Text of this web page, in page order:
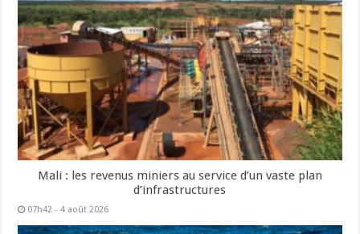
Mali : les revenus miniers au service d’un vaste plan
d’infrastructures
07h42 - 4 août 2026